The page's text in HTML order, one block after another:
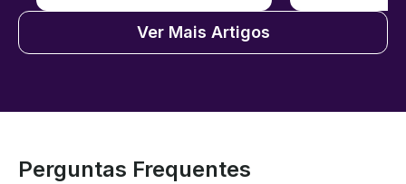
Ver Mais Artigos
Perguntas Frequentes